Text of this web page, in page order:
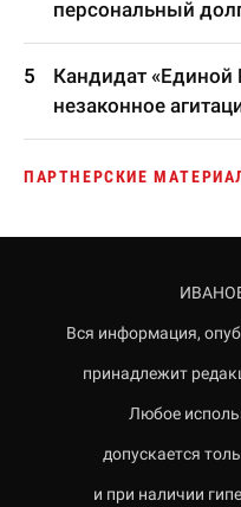
персональный
Кандидат
незаконное
ПАРТНЕРСКИЕ
Вся информация,
принадлежит
Любое
допускается
и при наличии